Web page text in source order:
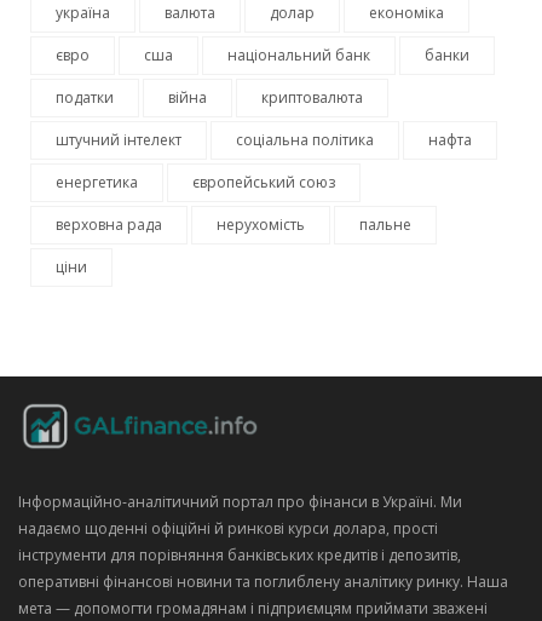
україна валюта долар економіка
євро сша національний банк банки
податки війна криптовалюта
штучний інтелект соціальна політика нафта
енергетика європейський союз
верховна рада нерухомість пальне
ціни
Інформаційно‑аналітичний портал про фінанси в Україні. Ми
надаємо щоденні офіційні й ринкові курси долара, прості
інструменти для порівняння банківських кредитів і депозитів,
оперативні фінансові новини та поглиблену аналітику ринку. Наша
мета — допомогти громадянам і підприємцям приймати зважені